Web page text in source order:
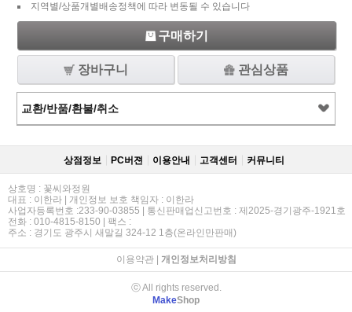
지역별/상품개별배송정책에 따라 변동될 수 있습니다
구매하기
장바구니 관심상품
교환/반품/환불/취소
상점정보 PC버젼 이용안내 고객센터 커뮤니티
상호명 : 꽃씨와정원
대표 : 이한라 | 개인정보 보호 책임자 : 이한라
사업자등록번호 :233-90-03855 | 통신판매업신고번호 : 제2025-경기광주-1921호
전화 : 010-4815-8150 | 팩스 :
주소 : 경기도 광주시 새말길 324-12 1층(온라인만판매)
이용약관| 개인정보처리방침
ⓒ All rights reserved.
MakeShop